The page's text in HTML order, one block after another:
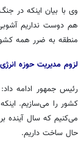
وی با بیان اینکه در
هم دوست نداریم
منطقه به ضرر همه
لزوم مدیریت حوزه انرژی
رئیس جمهور ادامه
کشور را می‌سازیم.
حال ساخت داریم.